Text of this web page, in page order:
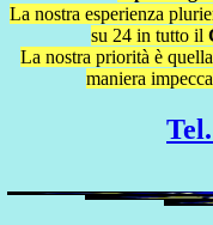
La nostra esperienza
su 24 in tutto il
La nostra priorità è
maniera